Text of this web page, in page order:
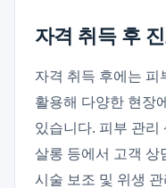
자격 취득 후
자격 취득 후에는 피
활용해 다양한 현장
있습니다. 피부 관리
살롱 등에서 고객 상
시술 보조 및 위생